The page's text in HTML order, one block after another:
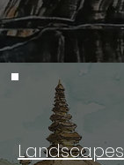
Landscapes